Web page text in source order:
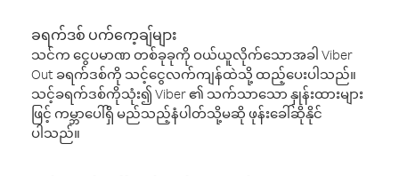
ခရက်ဒစ် ပက်ကေ့ချ်များ
သင်က ငွေပမာဏ တစ်ခုခုကို ဝယ်ယူလိုက်သောအခါ Viber
Out ခရက်ဒစ်ကို သင့်ငွေလက်ကျန်ထဲသို့ ထည့်ပေးပါသည်။
သင့်ခရက်ဒစ်ကိုသုံး၍ Viber ၏ သက်သာသော နှုန်းထားများ
ဖြင့် ကမ္ဘာပေါ်ရှိ မည်သည့်နံပါတ်သို့မဆို ဖုန်းခေါ်ဆိုနိုင်
ပါသည်။